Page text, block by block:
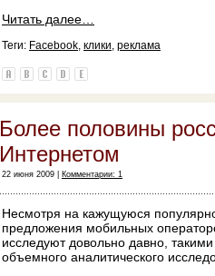
Читать далее…
Теги: Facebook, клики, реклама
Более половины
Интернетом
22 июня 2009 | Комментарии: 1
Несмотря на кажущуюся
предложения мобильных
исследуют довольно давно,
объемного аналитического